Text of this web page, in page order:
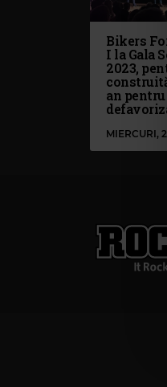
Bikers
I la Gala
2023,
an
MIERCURI,